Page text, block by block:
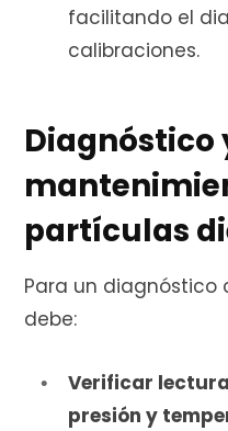
facilitando el
calibraciones.
Diagnóstico
partículas
Para un diagnóstico
debe:
Verificar
presión y